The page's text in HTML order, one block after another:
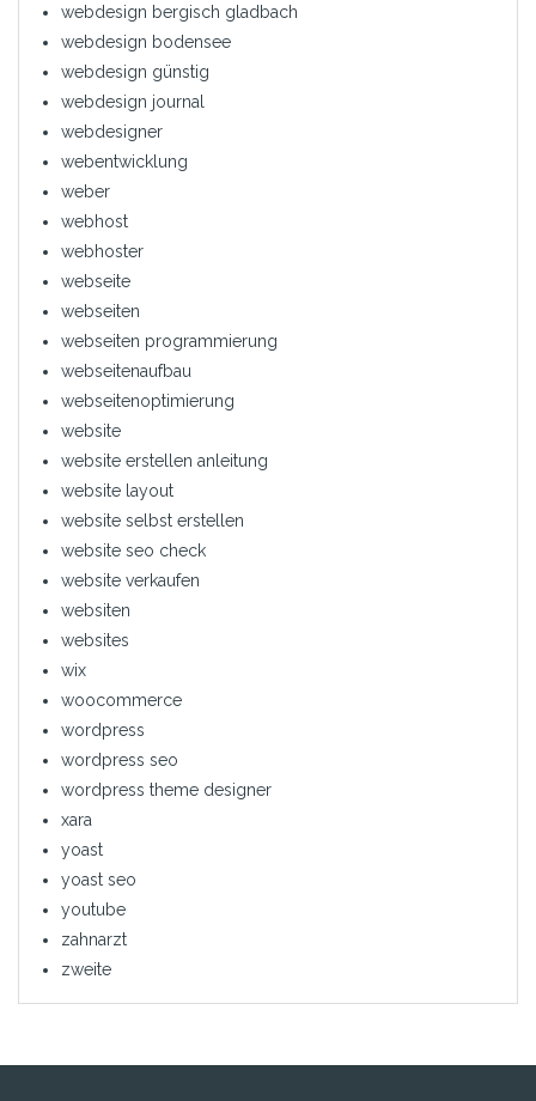
webdesign bergisch gladbach
webdesign bodensee
webdesign günstig
webdesign journal
webdesigner
webentwicklung
weber
webhost
webhoster
webseite
webseiten
webseiten programmierung
webseitenaufbau
webseitenoptimierung
website
website erstellen anleitung
website layout
website selbst erstellen
website seo check
website verkaufen
websiten
websites
wix
woocommerce
wordpress
wordpress seo
wordpress theme designer
xara
yoast
yoast seo
youtube
zahnarzt
zweite